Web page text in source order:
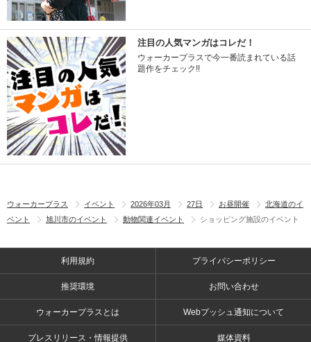
注目の人気マンガはコレだ！
ウォーカープラスで今一番読まれている話
題作をチェック!!
ウォーカープラス イベント 2026年03月 27日 お昼開催
北海道のイ
ベント
旭川市のイベント 動物関連イベント ショッピング施設のイベント
利用規約 プライバシーポリシー
推奨環境 お問い合わせ
ウォーカープラスとは Webプッシュ通知について
プレスリリース・情報提供 媒体資料